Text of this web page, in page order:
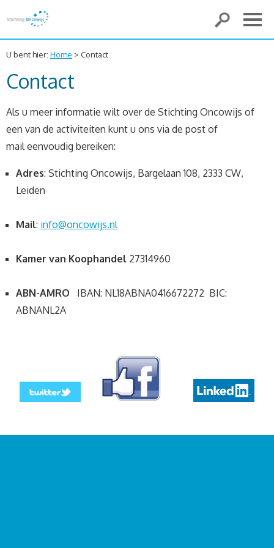
U bent hier: Home > Contact
Contact
Als u meer informatie wilt over de Stichting Oncowijs of
een van de activiteiten kunt u ons via de post of
mail eenvoudig bereiken:
Adres: Stichting Oncowijs, Bargelaan 108, 2333 CW,
Leiden
Mail: info@oncowijs.nl
Kamer van Koophandel 27314960
ABN-AMRO IBAN: NL18ABNA0416672272 BIC:
ABNANL2A